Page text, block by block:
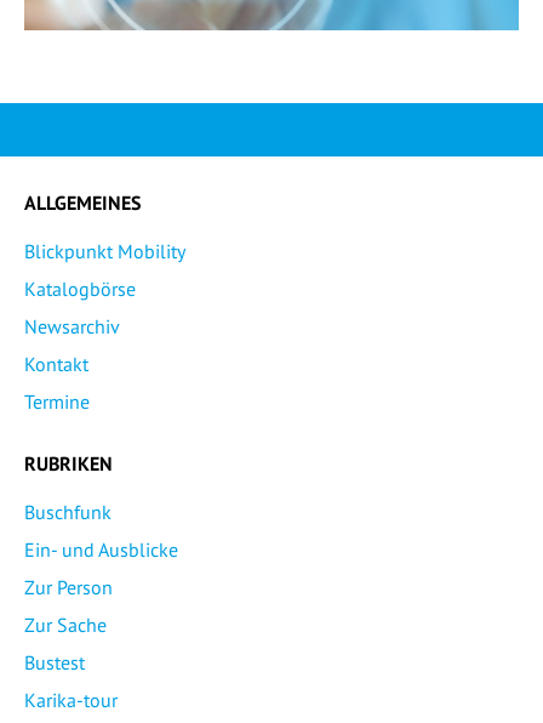
ALLGEMEINES
Blickpunkt Mobility
Katalogbörse
Newsarchiv
Kontakt
Termine
RUBRIKEN
Buschfunk
Ein- und Ausblicke
Zur Person
Zur Sache
Bustest
Karika-tour